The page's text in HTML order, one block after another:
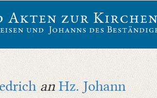
an Hz. Johann